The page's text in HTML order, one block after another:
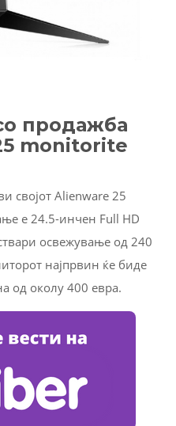
продажба
monitorite
својот Alienware 25
е 24.5-инчен Full HD
освежување од 240
најпрвин ќе биде
од околу 400 евра.